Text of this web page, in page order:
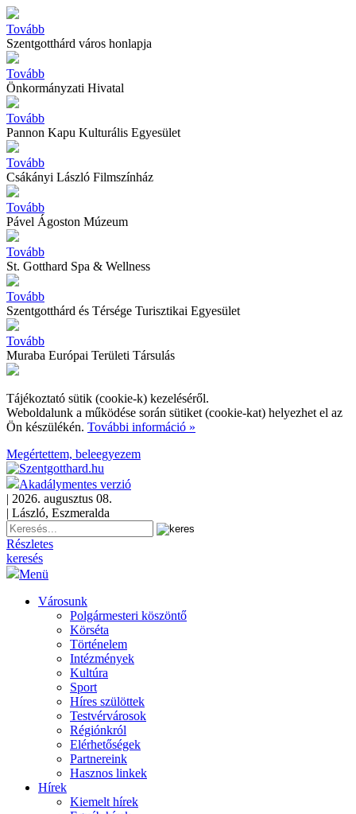
Tovább
Szentgotthárd város honlapja
Tovább
Önkormányzati Hivatal
Tovább
Pannon Kapu Kulturális Egyesület
Tovább
Csákányi László Filmszínház
Tovább
Pável Ágoston Múzeum
Tovább
St. Gotthard Spa & Wellness
Tovább
Szentgotthárd és Térsége Turisztikai Egyesület
Tovább
Muraba Európai Területi Társulás
Tájékoztató sütik (cookie-k) kezeléséről.
Weboldalunk a működése során sütiket (cookie-kat) helyezhet el az
Ön készülékén. További információ »
Megértettem, beleegyezem
Akadálymentes verzió
| 2026. augusztus 08.
| László, Eszmeralda
Részletes
keresés
Menü
Városunk
Polgármesteri köszöntő
Körséta
Történelem
Intézmények
Kultúra
Sport
Híres szülöttek
Testvérvárosok
Régiónkról
Elérhetőségek
Partnereink
Hasznos linkek
Hírek
Kiemelt hírek